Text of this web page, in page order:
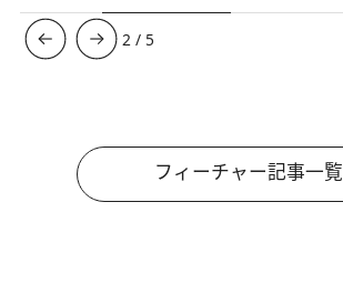
3 / 5
フィーチャー記事一覧